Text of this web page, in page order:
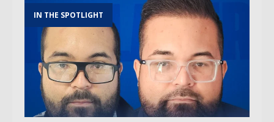
IN THE SPOTLIGHT